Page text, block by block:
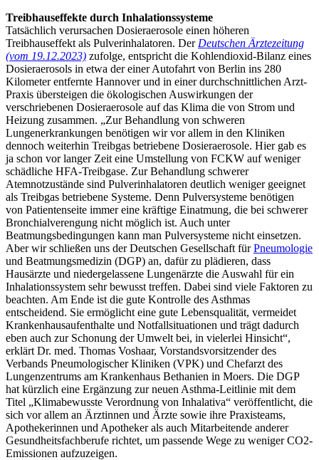
Treibhauseffekte durch Inhalationssysteme
Tatsächlich verursachen Dosieraerosole einen höheren
Treibhauseffekt als Pulverinhalatoren. Der Deutschen Ärztezeitung
(vom 19.12.2023) zufolge, entspricht die Kohlendioxid-Bilanz eines
Dosieraerosols in etwa der einer Autofahrt von Berlin ins 280
Kilometer entfernte Hannover und in einer durchschnittlichen Arzt-
Praxis übersteigen die ökologischen Auswirkungen der
verschriebenen Dosieraerosole auf das Klima die von Strom und
Heizung zusammen. „Zur Behandlung von schweren
Lungenerkrankungen benötigen wir vor allem in den Kliniken
dennoch weiterhin Treibgas betriebene Dosieraerosole. Hier gab es
ja schon vor langer Zeit eine Umstellung von FCKW auf weniger
schädliche HFA-Treibgase. Zur Behandlung schwerer
Atemnotzustände sind Pulverinhalatoren deutlich weniger geeignet
als Treibgas betriebene Systeme. Denn Pulversysteme benötigen
von Patientenseite immer eine kräftige Einatmung, die bei schwerer
Bronchialverengung nicht möglich ist. Auch unter
Beatmungsbedingungen kann man Pulversysteme nicht einsetzen.
Aber wir schließen uns der Deutschen Gesellschaft fürPneumologie
und Beatmungsmedizin (DGP) an, dafür zu plädieren, dass
Hausärzte und niedergelassene Lungenärzte die Auswahl für ein
Inhalationssystem sehr bewusst treffen. Dabei sind viele Faktoren zu
beachten. Am Ende ist die gute Kontrolle des Asthmas
entscheidend. Sie ermöglicht eine gute Lebensqualität, vermeidet
Krankenhausaufenthalte und Notfallsituationen und trägt dadurch
eben auch zur Schonung der Umwelt bei, in vielerlei Hinsicht“,
erklärt Dr. med. Thomas Voshaar, Vorstandsvorsitzender des
Verbands Pneumologischer Kliniken (VPK) und Chefarzt des
Lungenzentrums am Krankenhaus Bethanien in Moers. Die DGP
hat kürzlich eine Ergänzung zur neuen Asthma-Leitlinie mit dem
Titel „Klimabewusste Verordnung von Inhalativa“ veröffentlicht, die
sich vor allem an Ärztinnen und Ärzte sowie ihre Praxisteams,
Apothekerinnen und Apotheker als auch Mitarbeitende anderer
Gesundheitsfachberufe richtet, um passende Wege zu weniger CO2-
Emissionen aufzuzeigen.